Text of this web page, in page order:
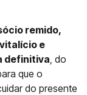
remido,
e
definitiva , do
que o
do presente